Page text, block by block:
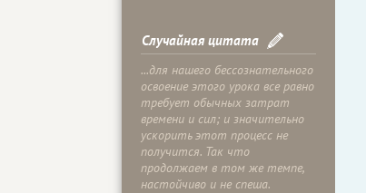
Случайная цитата
...для нашего бессознательного
освоение этого урока все равно
требует обычных затрат
времени и сил; и значительно
ускорить этот процесс не
получится. Так что
продолжаем в том же темпе,
настойчиво и не спеша.